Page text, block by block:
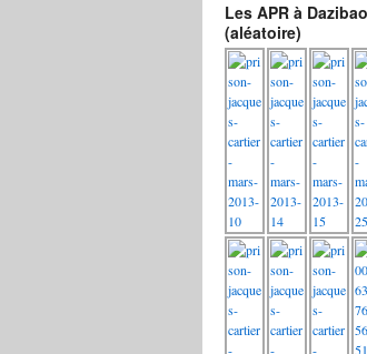
Les APR à
(aléatoire)